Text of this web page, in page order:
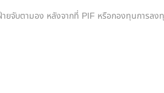
ายจับตามอง หลังจากที่ PIF หรือกองทุนการล